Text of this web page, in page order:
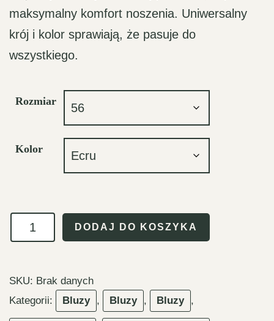
maksymalny komfort noszenia. Uniwersalny
krój i kolor sprawiają, że pasuje do
wszystkiego.
Rozmiar
Kolor
Bluza
basic
DODAJ DO KOSZYKA
SKU: Brak danych
Kategorii:
Bluzy , Bluzy , Bluzy ,